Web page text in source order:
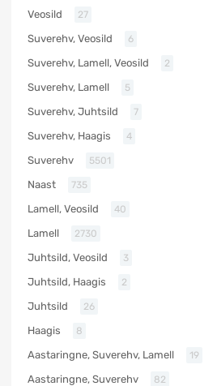
Veosild 27
Suverehv, Veosild 6
Suverehv, Lamell, Veosild 2
Suverehv, Lamell 5
Suverehv, Juhtsild 7
Suverehv, Haagis 4
Suverehv 5501
Naast 735
Lamell, Veosild 40
Lamell 2730
Juhtsild, Veosild 3
Juhtsild, Haagis 2
Juhtsild 26
Haagis 8
Aastaringne, Suverehv, Lamell 19
Aastaringne, Suverehv 82